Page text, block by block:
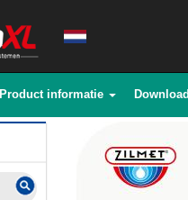
Product informatie